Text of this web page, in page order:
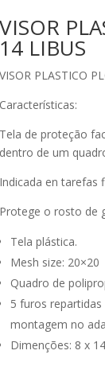
VISOR
14 LIBUS
VISOR PLASTICO
Características:
Tela de proteção
dentro de um
Indicada en tarefas
Protege o rosto de
Tela plástica.
Mesh size: 20×20
Quadro de
5 furos
montagem no
Dimenções: 8 x